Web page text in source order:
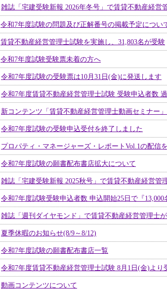
雑誌「宅建受験新報 2026年冬号」で賃貸不動産経営
令和7年度試験の問題及び正解番号の掲載予定につい
賃貸不動産経営管理士試験を実施し、31,803名が受験
令和7年度試験受験票未着の方へ
令和7年度試験の受験票は10月31日(金)に発送します
令和7年度賃貸不動産経営管理士試験 受験申込者数
新コンテンツ「賃貸不動産経営管理士動画セミナー
令和7年度試験の受験申込受付を終了しました
プロパティ・マネージャーズ・レポートVol.1の配信
令和7年度試験の願書配布書店拡大について
雑誌「宅建受験新報 2025秋号」で賃貸不動産経営管
令和7年度試験受験申込者数 申込開始25日で『13,000
雑誌「週刊ダイヤモンド」で賃貸不動産経営管理士
夏季休暇のお知らせ(8/9～8/12)
令和7年度試験の願書配布書店一覧
令和7年度賃貸不動産経営管理士試験 8月1日(金)より
動画コンテンツについて